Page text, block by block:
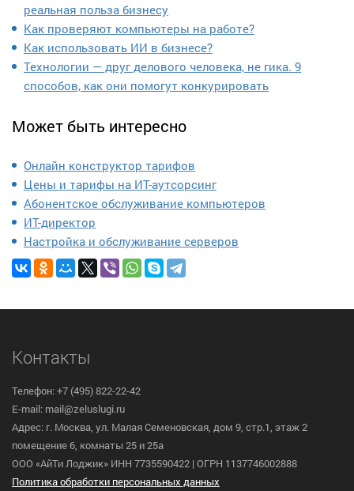
реальная польза бизнесу
Как проверяют компьютеры на работе?
Как использовать ИИ в бизнесе?
Технологии — друг делового человека, не гика. 9
способов, как они помогут конкурировать
Может быть интересно
Онлайн конструктор тарифов
Цены и тарифы на ИТ-аутсорсинг
Абонентское обслуживание компьютеров
ИТ-директор
Настройка и обслуживание серверов
Контакты
Телефон: +7 (495) 822-22-42
E-mail: mail@zeluslugi.ru
Адрес: г. Москва, ул. Малая Семеновская, дом 9, стр.1, этаж 2
помещение 6, комнаты 25 и 25а
ООО «АйТи Лоджик» ИНН 7735590422 | ОГРН 1137746002888
Политика обработки персональных данных